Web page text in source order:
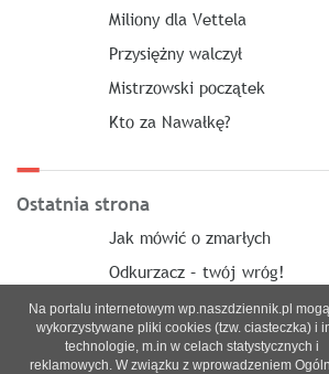
Miliony dla Vettela
Przysiężny walczył
Mistrzowski początek
Kto za Nawałkę?
Ostatnia strona
Jak mówić o zmarłych
Odkurzacz – twój wróg!
Na portalu internetowym wp.naszdziennik.pl
wykorzystywane pliki cookies (tzw. ciasteczka) i
technologie, m.in w celach statystycznych i
reklamowych. W związku z wprowadzeniem